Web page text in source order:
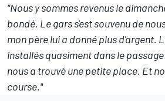
"Nous y sommes revenus le
bondé. Le gars s'est souvenu de
mon père lui a donné plus d'argent.
installés quasiment dans le
nous a trouvé une petite place. Et
course."